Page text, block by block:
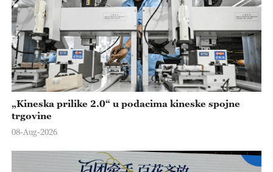
„Kineska prilike 2.0“ u podacima kineske spojne
trgovine
08-Aug-2026